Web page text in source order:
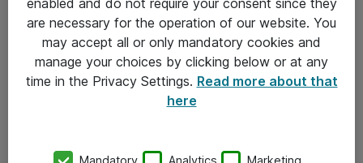
are necessary for the operation of our website. You
may accept all or only mandatory cookies and
manage your choices by clicking below or at any
time in the Privacy Settings. Read more about that
here
Mandatory Analytics Marketing